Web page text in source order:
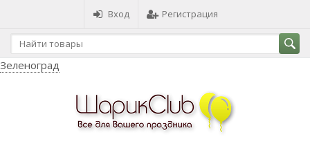
Вход Регистрация
Зеленоград